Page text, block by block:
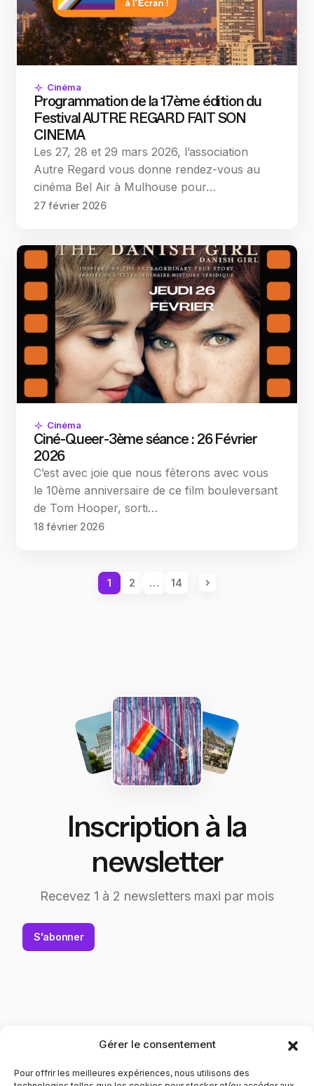
Gérer le consentement
Pour offrir les meilleures expériences, nous utilisons des
Cinéma
Programmation de la 17ème édition du
Festival AUTRE REGARD FAIT SON
CINEMA
Les 27, 28 et 29 mars 2026, l’association
Autre Regard vous donne rendez-vous au
cinéma Bel Air à Mulhouse pour…
27 février 2026
Cinéma
Ciné-Queer-3ème séance : 26 Février
2026
C’est avec joie que nous fêterons avec vous
le 10ème anniversaire de ce film bouleversant
de Tom Hooper, sorti…
18 février 2026
1 2 … 14
Inscription à la
newsletter
Recevez 1 à 2 newsletters maxi par mois
S'abonner